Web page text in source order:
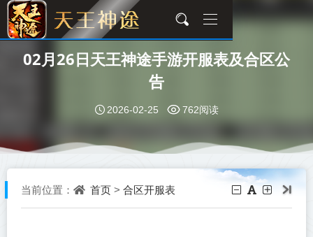
02月26日天王神途手游开服表及合区公
告
2026-02-25 762阅读
当前位置： 首页 > 合区开服表